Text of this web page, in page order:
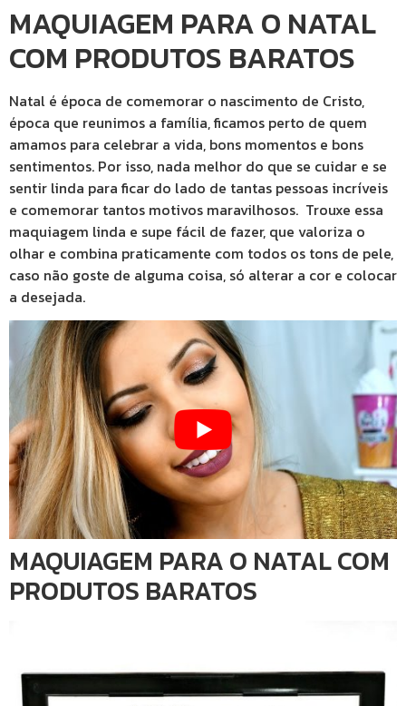
MAQUIAGEM PARA O NATAL
COM PRODUTOS BARATOS
Natal é época de comemorar o nascimento de Cristo,
época que reunimos a família, ficamos perto de quem
amamos para celebrar a vida, bons momentos e bons
sentimentos. Por isso, nada melhor do que se cuidar e se
sentir linda para ficar do lado de tantas pessoas incríveis
e comemorar tantos motivos maravilhosos. Trouxe essa
maquiagem linda e supe fácil de fazer, que valoriza o
olhar e combina praticamente com todos os tons de pele,
caso não goste de alguma coisa, só alterar a cor e colocar
a desejada.
MAQUIAGEM PARA O NATAL COM
PRODUTOS BARATOS